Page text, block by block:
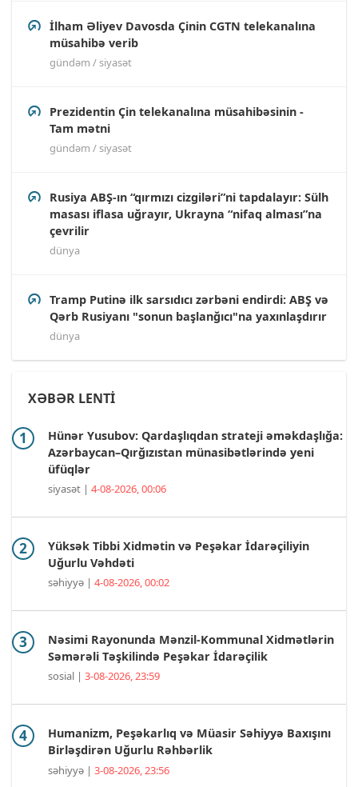
İlham Əliyev Davosda Çinin CGTN telekanalına
müsahibə verib
gündəm / siyasət
Prezidentin Çin telekanalına müsahibəsinin -
Tam mətni
gündəm / siyasət
Rusiya ABŞ-ın “qırmızı cizgiləri”ni tapdalayır: Sülh
masası iflasa uğrayır, Ukrayna “nifaq alması”na
çevrilir
dünya
Tramp Putinə ilk sarsıdıcı zərbəni endirdi: ABŞ və
Qərb Rusiyanı "sonun başlanğıcı"na yaxınlaşdırır
dünya
XƏBƏR LENTİ
Hünər Yusubov: Qardaşlıqdan strateji əməkdaşlığa:
Azərbaycan–Qırğızıstan münasibətlərində yeni
üfüqlər
siyasət | 4-08-2026, 00:06
Yüksək Tibbi Xidmətin və Peşəkar İdarəçiliyin
Uğurlu Vəhdəti
səhiyyə | 4-08-2026, 00:02
Nəsimi Rayonunda Mənzil-Kommunal Xidmətlərin
Səmərəli Təşkilində Peşəkar İdarəçilik
sosial | 3-08-2026, 23:59
Humanizm, Peşəkarlıq və Müasir Səhiyyə Baxışını
Birləşdirən Uğurlu Rəhbərlik
səhiyyə | 3-08-2026, 23:56